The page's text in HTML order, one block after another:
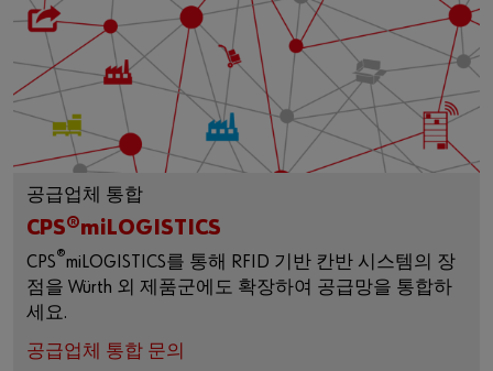
공급업체 통합
CPS®miLOGISTICS
CPS®miLOGISTICS를 통해 RFID 기반 칸반 시스템의 장
점을 Würth 외 제품군에도 확장하여 공급망을 통합하
세요.
공급업체 통합 문의